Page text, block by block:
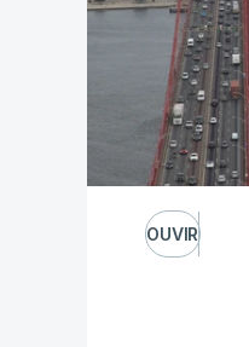
OUVIR